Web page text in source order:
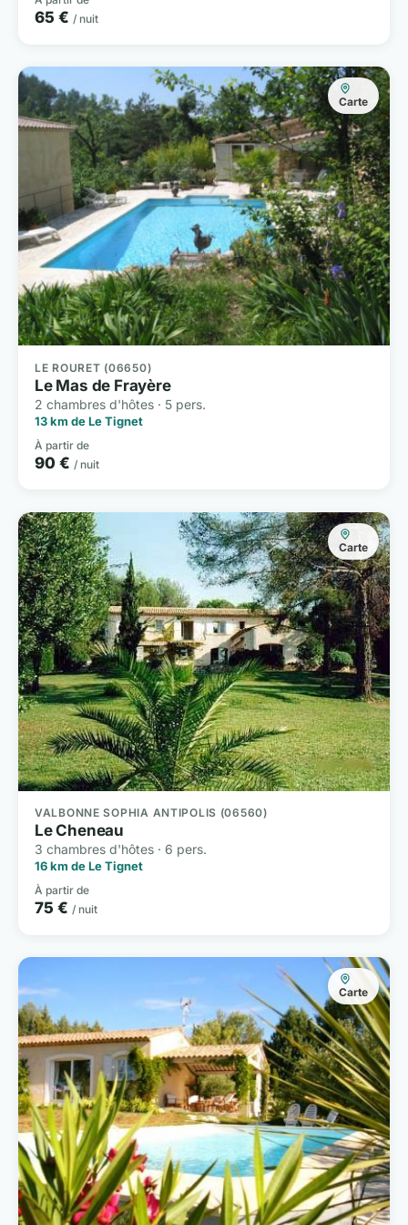
65 € / nuit
Carte
LE ROURET (06650)
Le Mas de Frayère
2 chambres d'hôtes · 5 pers.
13 km de Le Tignet
À partir de
90 € / nuit
Carte
VALBONNE SOPHIA ANTIPOLIS (06560)
Le Cheneau
3 chambres d'hôtes · 6 pers.
16 km de Le Tignet
À partir de
75 € / nuit
Carte